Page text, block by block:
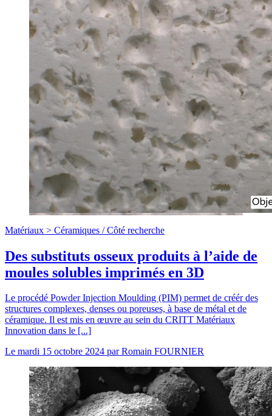
Matériaux > Céramiques /Côté recherche
Des substituts osseux produits à l’aide de
moules solubles imprimés en 3D
Le procédé Powder Injection Moulding (PIM) permet de créér des
structures complexes, denses ou poreuses, à base de métal et de
céramique. Il est mis en œuvre au sein du CRITT Matériaux
Innovation dans le [...]
Le mardi 15 octobre 2024 parRomain FOURNIER